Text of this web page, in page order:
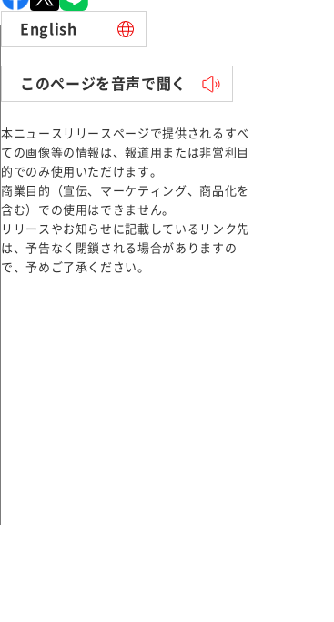
English
このページを音声で聞く
本ニュースリリースページで提供されるすべ
ての画像等の情報は、報道用または非営利目
的でのみ使用いただけます。
商業目的（宣伝、マーケティング、商品化を
含む）での使用はできません。
リリースやお知らせに記載しているリンク先
は、予告なく閉鎖される場合がありますの
で、予めご了承ください。